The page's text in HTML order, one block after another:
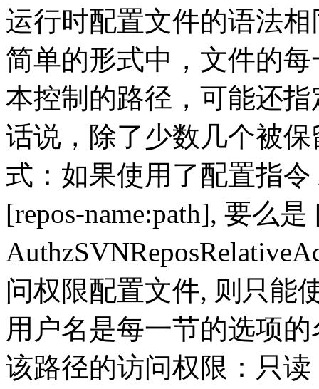
运行时配置文件的语法
简单的形式中，文件的
本控制的路径，可能还
话说，除了少数几个被
式：如果使用了配置指令
[repos-name:path], 要么
问权限配置文件, 则只能
用户名是每一节的选项
该路径的访问权限：只